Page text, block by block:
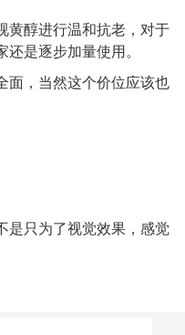
黄醇进行温和抗老，对于
是逐步加量使用。
面，当然这个价位应该也
是只为了视觉效果，感觉